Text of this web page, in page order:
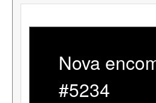
Nova
#5234